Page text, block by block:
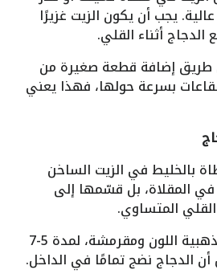
يجب أن يكون الزيت غزيرًا
أثناء القلي.
طريق إضافة قطعة صغيرة من
بسرعة حولها، فهذا يعني
بالخليط في الزيت الساخن
المقلاة، بل قسّمها إلى
المتساوي.
قلِّ القطع حتى تصبح ذهبية اللون ومقرمشة، لمدة 5-7
أن الدجاج نضج تمامًا في الداخل.